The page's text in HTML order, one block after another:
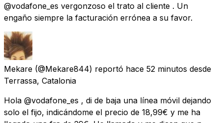
@vodafone_es vergonzoso el trato al cliente . Un
engaño siempre la facturación errónea a su favor.
Mekare (@Mekare844) reportó hace 52 minutos desde
Terrassa, Catalonia
Hola @vodafone_es , di de baja una línea móvil dejando
solo el fijo, indicándome el precio de 18,99€ y me ha